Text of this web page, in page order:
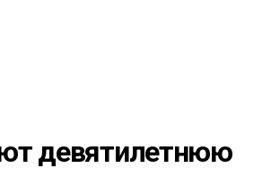
девятилетнюю